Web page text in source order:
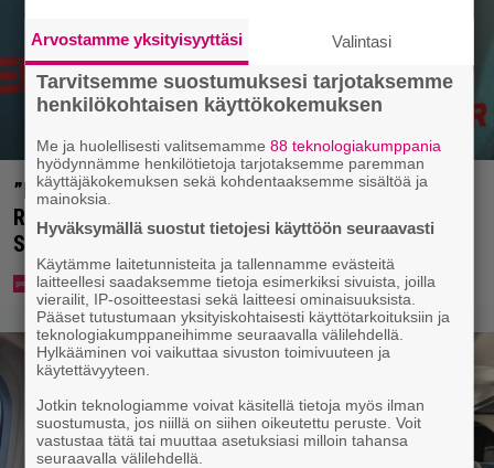
”Nukuimme kaikki viisi samassa huoneessa” –
Renny Harlinin perhe vietti unelmien kesän
Suomessa
Arvostamme yksityisyyttäsi Valintasi
Tarvitsemme suostumuksesi tarjotaksemme
henkilökohtaisen käyttökokemuksen
Me ja huolellisesti valitsemamme 88 teknologiakumppania
hyödynnämme henkilötietoja tarjotaksemme paremman
käyttäjäkokemuksen sekä kohdentaaksemme sisältöä ja
mainoksia.
Hyväksymällä suostut tietojesi käyttöön seuraavasti
Käytämme laitetunnisteita ja tallennamme evästeitä
laitteellesi saadaksemme tietoja esimerkiksi sivuista, joilla
vierailit, IP-osoitteestasi sekä laitteesi ominaisuuksista.
Pääset tutustumaan yksityiskohtaisesti käyttötarkoituksiin ja
teknologiakumppaneihimme seuraavalla välilehdellä.
Hylkääminen voi vaikuttaa sivuston toimivuuteen ja
käytettävyyteen.
Jotkin teknologiamme voivat käsitellä tietoja myös ilman
suostumusta, jos niillä on siihen oikeutettu peruste. Voit
vastustaa tätä tai muuttaa asetuksiasi milloin tahansa
seuraavalla välilehdellä.